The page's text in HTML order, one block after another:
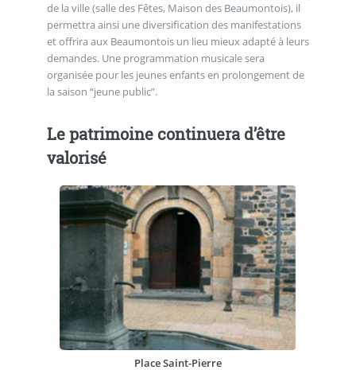
de la ville (salle des Fêtes, Maison des Beaumontois), il
permettra ainsi une diversification des manifestations
et offrira aux Beaumontois un lieu mieux adapté à leurs
demandes. Une programmation musicale sera
organisée pour les jeunes enfants en prolongement de
la saison “jeune public”.
Le patrimoine continuera d’être
valorisé
Place Saint-Pierre